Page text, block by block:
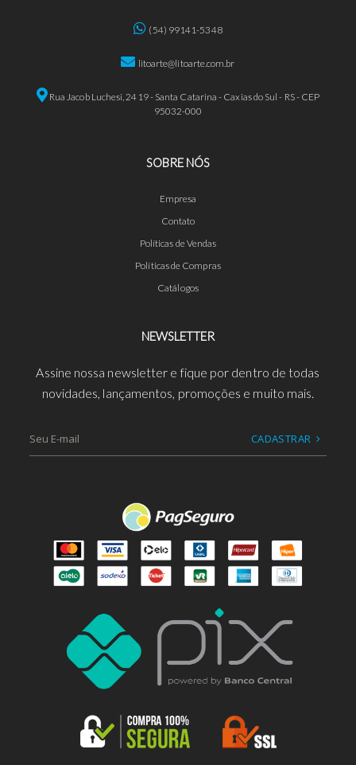
(54) 99141-5348
litoarte@litoarte.com.br
Rua Jacob Luchesi, 2419 - Santa Catarina - Caxias do Sul - RS - CEP
95032-000
SOBRE NÓS
Empresa
Contato
Políticas de Vendas
Políticas de Compras
Catálogos
NEWSLETTER
Assine nossa newsletter e fique por dentro de todas
novidades, lançamentos, promoções e muito mais.
CADASTRAR